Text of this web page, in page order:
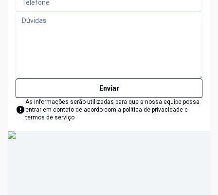
Enviar
As informações serão utilizadas para que a nossa equipe possa
entrar em contato de acordo com a política de privacidade e
termos de serviço